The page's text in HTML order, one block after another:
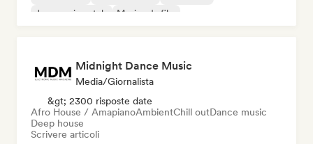
Jazz sperimentale
Musica da film
Midnight Dance Music
Media/Giornalista
&gt; 2300 risposte date
Afro House / AmapianoAmbientChill outDance music
Deep house
Scrivere articoli